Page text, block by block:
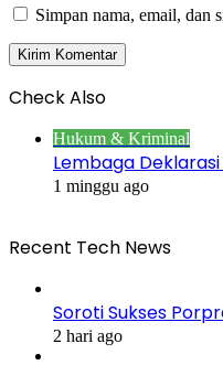
Simpan nama, email, dan
Check Also
Hukum & Kriminal
Lembaga
1 minggu ago
Recent Tech News
Soroti Sukses
2 hari ago